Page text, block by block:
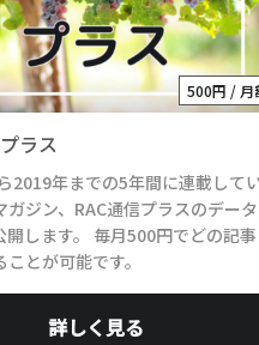
500円 / 月
ラス
2019年までの5年間に連載して
ガジン、RAC通信プラスのデータ
開します。 毎月500円でどの記事
とが可能です。
詳しく見る